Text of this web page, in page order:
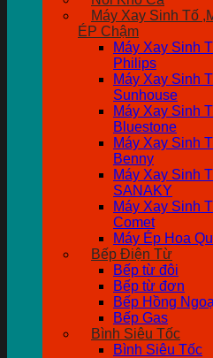
Máy Xay Sinh Tố
ÉP Chậm
Máy Xay Sinh
Philips
Máy Xay Sinh
Sunhouse
Máy Xay Sinh
Bluestone
Máy Xay Sinh
Benny
Máy Xay Sinh
SANAKY
Máy Xay Sinh
Comet
Máy Ép Hoa
Bếp Điện Từ
Bếp từ đôi
Bếp từ đơn
Bếp Hồng
Bếp Gas
Bình Siêu Tốc
Bình Siêu Tốc